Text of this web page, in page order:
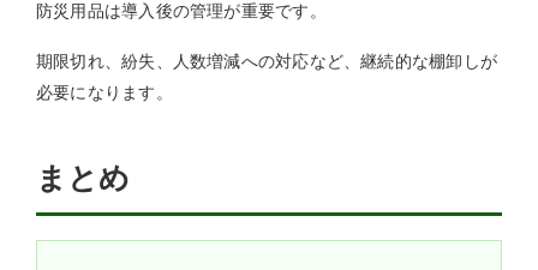
防災用品は導入後の管理が重要です。
期限切れ、紛失、人数増減への対応など、継続的な棚卸しが
必要になります。
まとめ